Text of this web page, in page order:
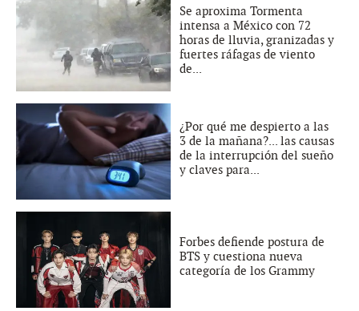
Se aproxima Tormenta
intensa a México con 72
horas de lluvia, granizadas y
fuertes ráfagas de viento
de...
¿Por qué me despierto a las
3 de la mañana?... las causas
de la interrupción del sueño
y claves para...
Forbes defiende postura de
BTS y cuestiona nueva
categoría de los Grammy